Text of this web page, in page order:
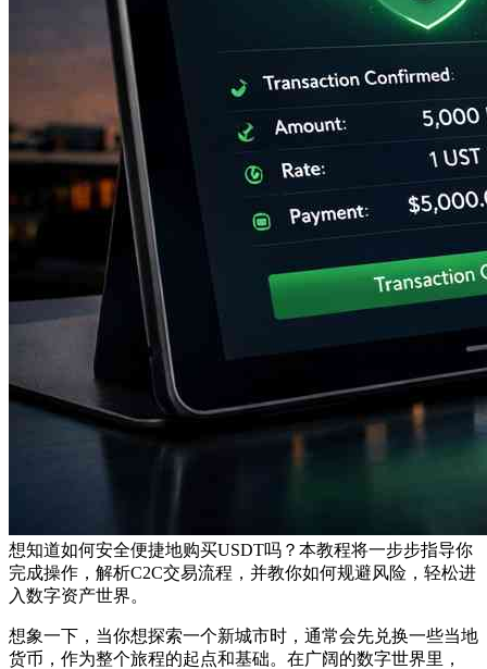
想知道如何安全便捷地购买USDT吗？本教程将一步步指导你
完成操作，解析C2C交易流程，并教你如何规避风险，轻松进
入数字资产世界。
想象一下，当你想探索一个新城市时，通常会先兑换一些当地
货币，作为整个旅程的起点和基础。在广阔的数字世界里，